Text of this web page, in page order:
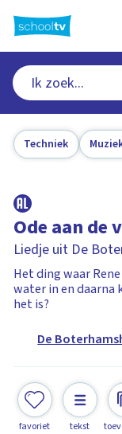
naar
hoofdinhoud
Techniek
Ode aan de
Liedje uit De
Het ding waar
water in en daarna
het is?
De
favoriet tekst